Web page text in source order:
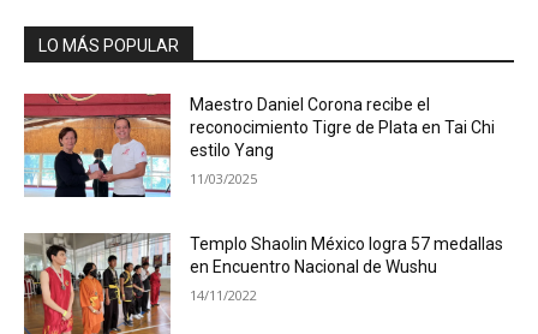
LO MÁS POPULAR
Maestro Daniel Corona recibe el
reconocimiento Tigre de Plata en Tai Chi
estilo Yang
11/03/2025
Templo Shaolin México logra 57 medallas
en Encuentro Nacional de Wushu
14/11/2022